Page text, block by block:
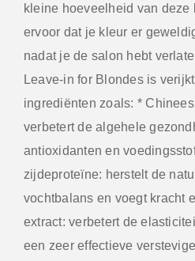
kleine hoeveelheid van deze
ervoor dat je kleur er
nadat je de salon hebt
Leave-in for Blondes is
ingrediënten zoals: *
verbetert de algehele
antioxidanten en
zijdeproteïne: herstelt de
vochtbalans en voegt kracht
extract: verbetert de
een zeer effectieve